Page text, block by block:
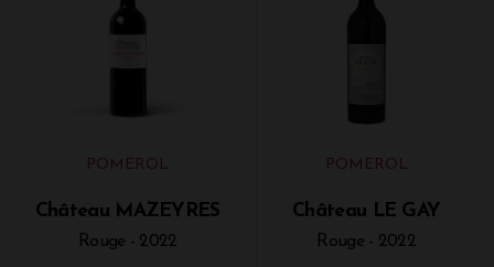
POMEROL
Château MAZEYRES
Rouge - 2022
POMEROL
Château LE GAY
Rouge - 2022